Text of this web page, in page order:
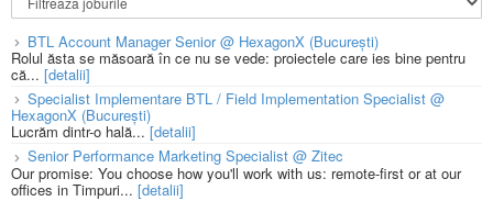
BTL Account Manager Senior @ HexagonX (București)
Rolul ăsta se măsoară în ce nu se vede: proiectele care ies bine pentru
că... [detalii]
Specialist Implementare BTL / Field Implementation Specialist @
HexagonX (București)
Lucrăm dintr-o hală... [detalii]
Senior Performance Marketing Specialist @ Zitec
Our promise: You choose how you'll work with us: remote-first or at our
offices in Timpuri... [detalii]